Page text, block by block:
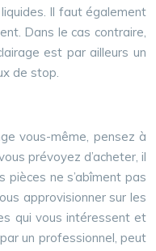
Il faut également
Dans le cas contraire,
est par ailleurs un
de stop.
vous-même, pensez à
prévoyez d’acheter, il
ne s’abîment pas
approvisionner sur les
qui vous intéressent et
un professionnel, peut